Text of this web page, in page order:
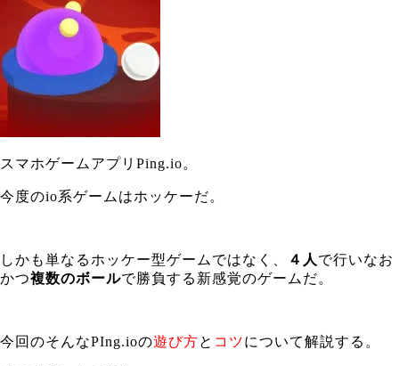
スマホゲームアプリPing.io。
今度のio系ゲームはホッケーだ。
しかも単なるホッケー型ゲームではなく、 ４人 で行いなお
かつ複数のボールで勝負する新感覚のゲームだ。
今回のそんなPIng.ioの遊び方と コツについて解説する。